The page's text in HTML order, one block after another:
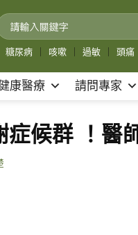
糖尿病 咳嗽 過敏 頭痛
康醫療 請問專家
症候群 ！醫